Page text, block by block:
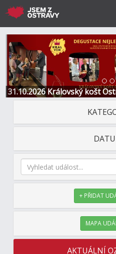
31.10.2026 Královský košt
Restaurace a Hotel
Předchozí
+ PŘIDAT
MAPA
AKTUÁLNÍ